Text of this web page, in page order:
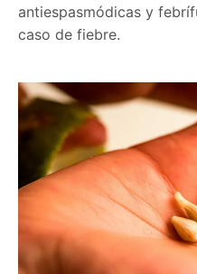
antiespasmódicas y
caso de fiebre.